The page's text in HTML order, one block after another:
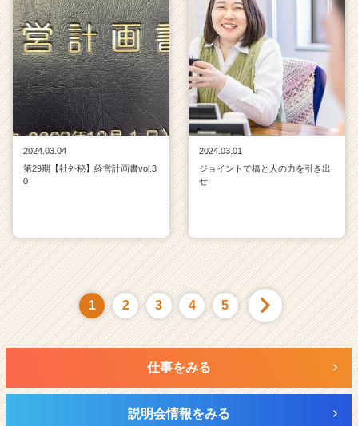
2024.03.04
第29期【社外秘】経営計画書vol.3
0
2024.03.01
ジョイントで橋と人の力を引き出
せ
1 2 3 4 5
仕事をみる
説明会情報をみる